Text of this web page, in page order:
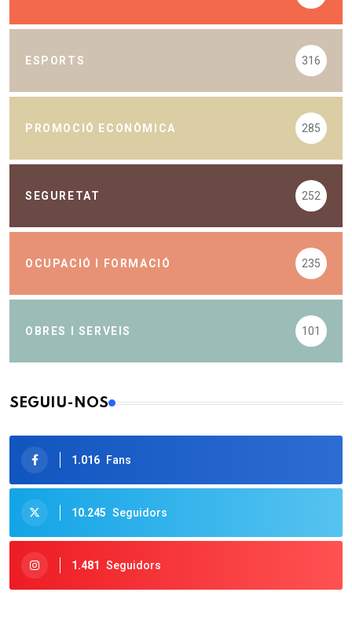
ESPORTS 316
PROMOCIÓ ECONÒMICA 285
SEGURETAT 252
OCUPACIÓ I FORMACIÓ 235
OBRES I SERVEIS 101
SEGUIU-NOS
1.016 Fans
10.245 Seguidors
1.481 Seguidors